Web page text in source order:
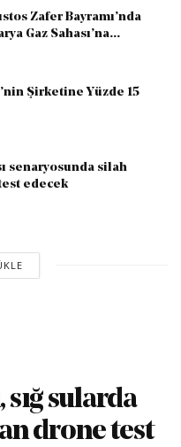
Zafer Bayramı’nda
Gaz Sahası’na...
Şirketine Yüzde 15
senaryosunda silah
edecek
sularda
drone test